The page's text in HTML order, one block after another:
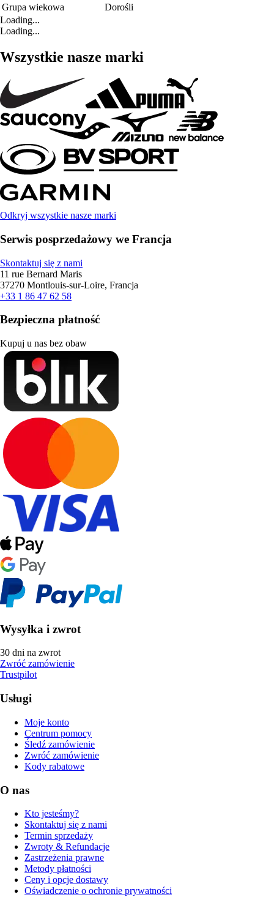
Grupa wiekowa
Dorośli
Loading...
Loading...
Wszystkie nasze marki
Odkryj wszystkie nasze marki
Serwis posprzedażowy we Francja
Skontaktuj się z nami
11 rue Bernard Maris
37270 Montlouis-sur-Loire, Francja
+33 1 86 47 62 58
Bezpieczna płatność
Kupuj u nas bez obaw
Wysyłka i zwrot
30 dni na zwrot
Zwróć zamówienie
Trustpilot
Usługi
Moje konto
Centrum pomocy
Śledź zamówienie
Zwróć zamówienie
Kody rabatowe
O nas
Kto jesteśmy?
Skontaktuj się z nami
Termin sprzedaży
Zwroty & Refundacje
Zastrzeżenia prawne
Metody płatności
Ceny i opcje dostawy
Oświadczenie o ochronie prywatności